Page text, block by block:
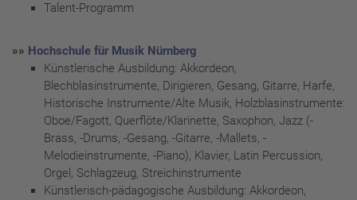
Talent-Programm
»» Hochschule für Musik Nürnberg
Künstlerische Ausbildung: Akkordeon,
Blechblasinstrumente, Dirigieren, Gesang, Gitarre, Harfe,
Historische Instrumente/Alte Musik, Holzblasinstrumente:
Oboe/Fagott, Querflöte/Klarinette, Saxophon, Jazz (-
Brass, -Drums, -Gesang, -Gitarre, -Mallets, -
Melodieinstrumente, -Piano), Klavier, Latin Percussion,
Orgel, Schlagzeug, Streichinstrumente
Künstlerisch-pädagogische Ausbildung: Akkordeon,